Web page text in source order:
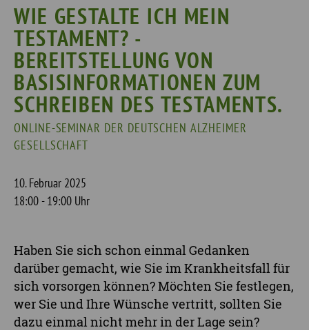
WIE GESTALTE ICH MEIN
TESTAMENT? -
BEREITSTELLUNG VON
BASISINFORMATIONEN ZUM
SCHREIBEN DES TESTAMENTS.
ONLINE-SEMINAR DER DEUTSCHEN ALZHEIMER
GESELLSCHAFT
10. Februar 2025
18:00 - 19:00 Uhr
Haben Sie sich schon einmal Gedanken
darüber gemacht, wie Sie im Krankheitsfall für
sich vorsorgen können? Möchten Sie festlegen,
wer Sie und Ihre Wünsche vertritt, sollten Sie
dazu einmal nicht mehr in der Lage sein?